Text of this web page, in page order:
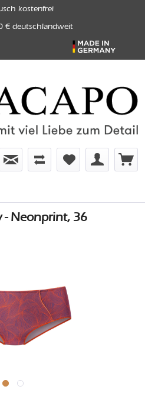
kostenfrei
€ deutschlandweit
- Neonprint, 36